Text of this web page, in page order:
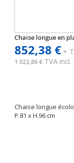
Chaise longue en
852,38 €+
1 022,86 € TVA incl.
Chaise longue
P.81 x H.96 cm